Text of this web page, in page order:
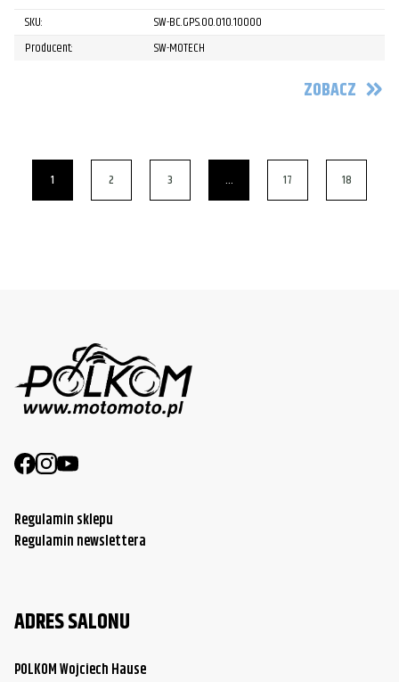
SKU:
SW-BC.GPS.00.010.10000
Producent:
SW-MOTECH
ZOBACZ
1 2 3 … 17 18
Regulamin sklepu
Regulamin newslettera
ADRES SALONU
POLKOM Wojciech Hause